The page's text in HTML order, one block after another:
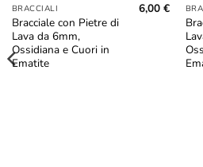
desideri
BRACCIALI
Bracciale con Pietre di
Lava da 6mm,
Ossidiana e Cuori in
Ematite
6,00€